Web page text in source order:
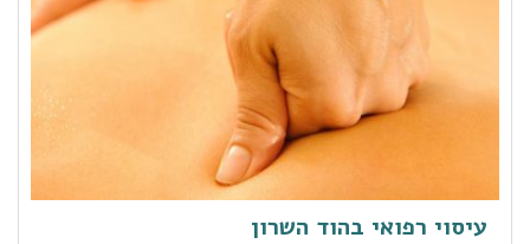
עיסוי רפואי בהוד השרון